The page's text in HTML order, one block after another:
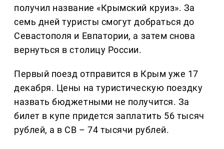
получил название «Крымский круиз». За
семь дней туристы смогут добраться до
Севастополя и Евпатории, а затем снова
вернуться в столицу России.
Первый поезд отправится в Крым уже 17
декабря. Цены на туристическую поездку
назвать бюджетными не получится. За
билет в купе придется заплатить 56 тысяч
рублей, а в СВ – 74 тысячи рублей.